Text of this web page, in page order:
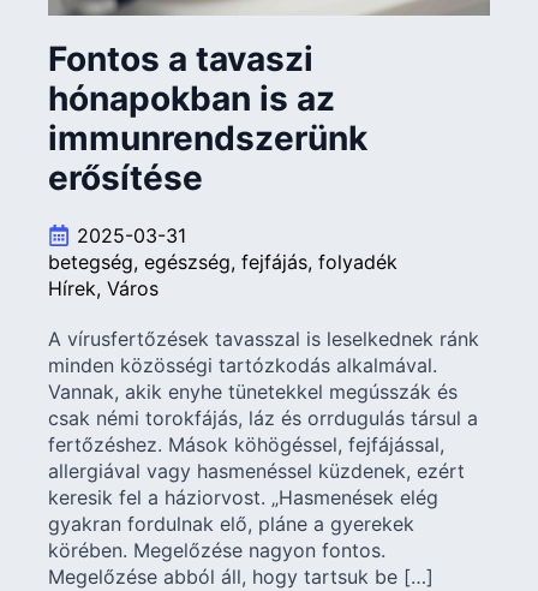
Fontos a tavaszi
hónapokban is az
immunrendszerünk
erősítése
2025-03-31
betegség egészség fejfájás folyadék
Hírek Város
A vírusfertőzések tavasszal is leselkednek ránk
minden közösségi tartózkodás alkalmával.
Vannak, akik enyhe tünetekkel megússzák és
csak némi torokfájás, láz és orrdugulás társul a
fertőzéshez. Mások köhögéssel, fejfájással,
allergiával vagy hasmenéssel küzdenek, ezért
keresik fel a háziorvost. „Hasmenések elég
gyakran fordulnak elő, pláne a gyerekek
körében. Megelőzése nagyon fontos.
Megelőzése abból áll, hogy tartsuk be […]